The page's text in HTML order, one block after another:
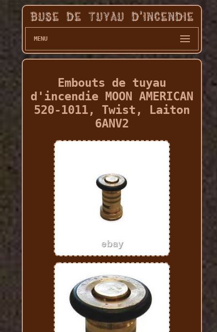
MENU
Embouts de tuyau
d'incendie MOON AMERICAN
520-1011, Twist, Laiton
6ANV2